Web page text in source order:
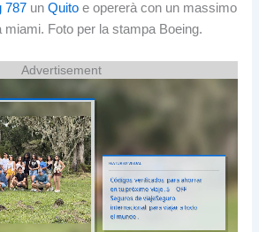
787 unQuito e opererà con un massimo
miami. Foto per la stampa Boeing.
Advertisement